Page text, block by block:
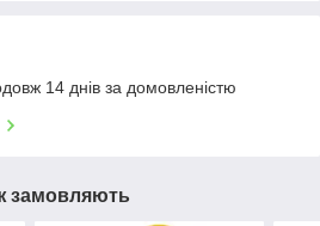
14 днів за домовленістю
замовляють